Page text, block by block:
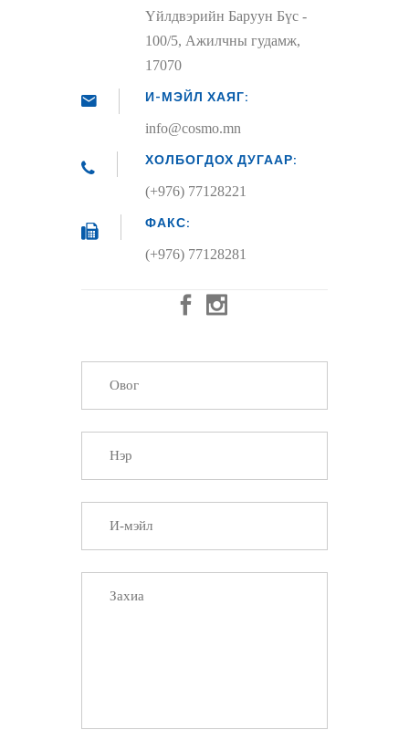
Үйлдвэрийн Баруун Бүс -
100/5, Ажилчны гудамж,
17070
И-МЭЙЛ ХАЯГ:
info@cosmo.mn
ХОЛБОГДОХ ДУГААР:
(+976) 77128221
ФАКС:
(+976) 77128281